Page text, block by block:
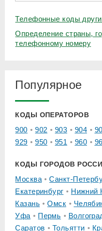
Телефонные коды
Определение страны,
телефонному номеру
Популярное
КОДЫ ОПЕРАТОРОВ
900 902 903 904
929
950 951 960
КОДЫ ГОРОДОВ
Москва Санкт-
Екатеринбург
Нижний
Казань
Омск
Уфа
Пермь
Саратов
Тольятти